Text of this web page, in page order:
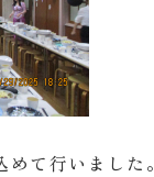
て行いました。